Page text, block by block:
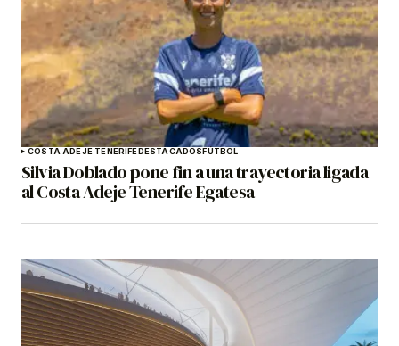
COSTA ADEJE TENERIFEDESTACADOSFÚTBOL
Silvia Doblado pone fin a una trayectoria ligada
al Costa Adeje Tenerife Egatesa